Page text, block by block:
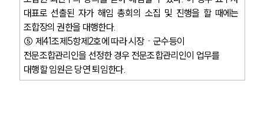
대표로 선출된 자가 해임 총회의 소집 및 진행을 할 때에는
조합장의 권한을 대행한다.
⑤ 제41조제5항제2호에 따라 시장ㆍ군수등이
전문조합관리인을 선정한 경우 전문조합관리인이 업무를
대행할 임원은 당연 퇴임한다.